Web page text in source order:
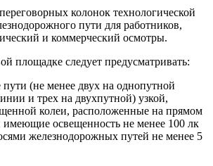
колонок технологической
пути для работников,
и коммерческий осмотры.
площадке следует предусматривать:
(не менее двух на однопутной
и трех на двухпутной) узкой,
колеи, расположенные на прямом
имеющие освещенность не менее 100 лк
железнодорожных путей не менее 5